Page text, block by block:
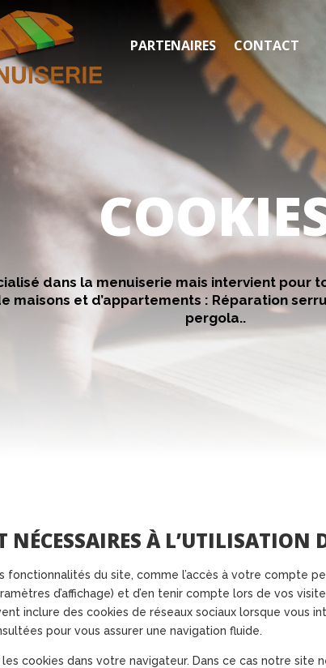
PARTENAIRES CONTACT
dans la menuiserie mais intervient pour
maisons et d’appartements : Réparation
pergola..
NÉCESSAIRES À L’UTILISATION
fonctionnalités du site, comme l’accès à votre compte
d’affichage) et d’en tenir compte lors de vos
inclure des cookies de réseaux sociaux lorsque vous
pour vous assurer une navigation fluide.
cookies dans votre navigateur. Dans ce cas notre site